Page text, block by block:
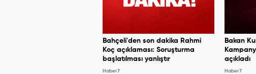
Bahçeli'den son dakika Rahmi
Koç açıklaması: Soruşturma
başlatılması yanlıştır
Haber7
Bakan
açıkladı
Haber7